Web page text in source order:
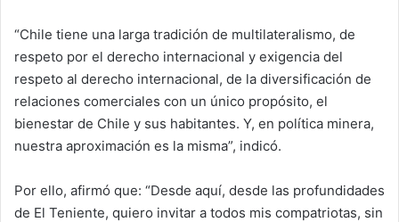
“Chile tiene una larga tradición de multilateralismo, de
respeto por el derecho internacional y exigencia del
respeto al derecho internacional, de la diversificación de
relaciones comerciales con un único propósito, el
bienestar de Chile y sus habitantes. Y, en política minera,
nuestra aproximación es la misma”, indicó.
Por ello, afirmó que: “Desde aquí, desde las profundidades
de El Teniente, quiero invitar a todos mis compatriotas, sin